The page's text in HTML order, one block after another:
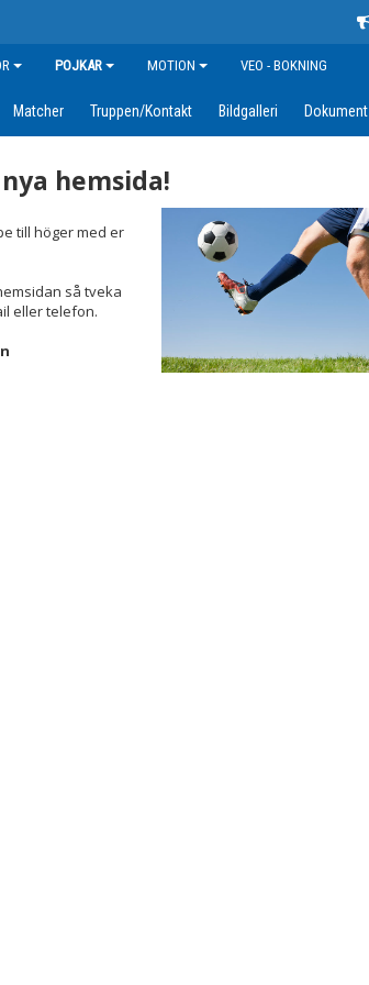
POJKAR MOTION VEO - BOKNING
Matcher Truppen/Kontakt Bildgalleri Dokument
hemsida!
till höger med er
så tveka
eller telefon.